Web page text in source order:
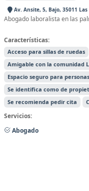
Av. Ansite, 5, Bajo, 35011 Las
Abogado laboralista en las
Características:
Acceso para sillas de ruedas
Amigable con la comunidad
Espacio seguro para
Se identifica como de
Se recomienda pedir cita
Servicios:
Abogado